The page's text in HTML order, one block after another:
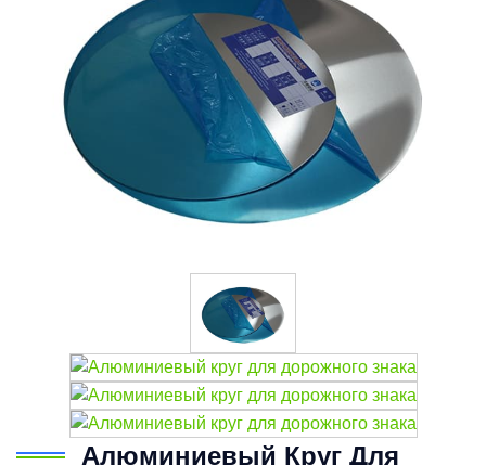
Алюминиевый Круг Для